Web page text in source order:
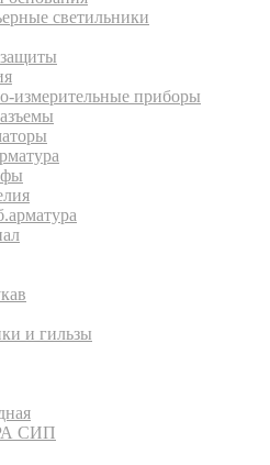
светильники
измерительные приборы
и гильзы
СИП